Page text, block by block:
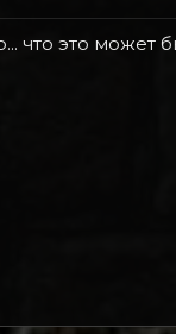
что это может